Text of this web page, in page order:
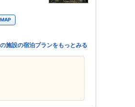
MAP
施設の宿泊プランをもっとみる